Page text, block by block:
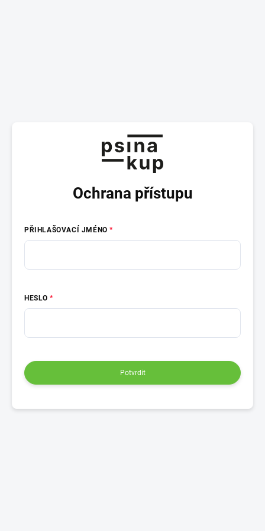
Ochrana přístupu
PŘIHLAŠOVACÍ JMÉNO
HESLO
Potvrdit